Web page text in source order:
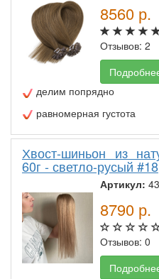
8560 р.
Отзывов: 2
делим попрядно
равномерная густота
Хвост-шиньон из
60г - светло-русый #18
Артикул:
8790 р.
Отзывов: 0